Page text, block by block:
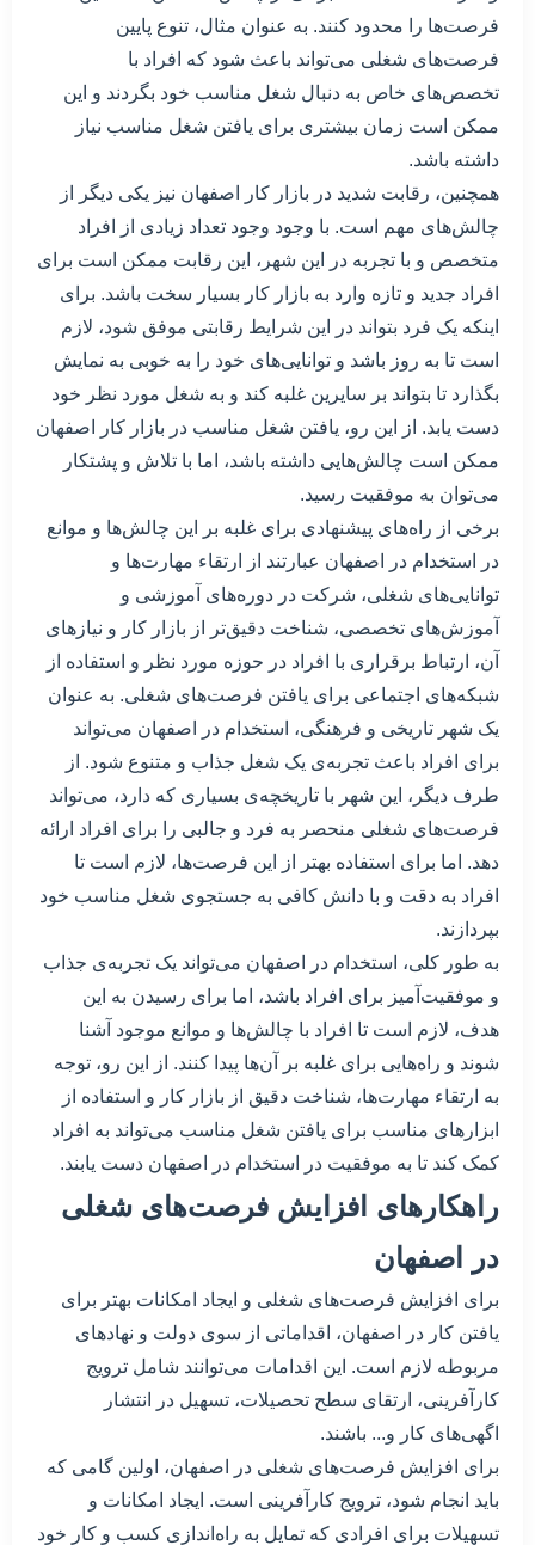
فرصت‌ها را محدود کنند. به عنوان مثال، تنوع پایین
فرصت‌های شغلی می‌تواند باعث شود که افراد با
تخصص‌های خاص به دنبال شغل مناسب خود بگردند و این
ممکن است زمان بیشتری برای یافتن شغل مناسب نیاز
داشته باشد.
همچنین، رقابت شدید در بازار کار اصفهان نیز یکی دیگر از
چالش‌های مهم است. با وجود وجود تعداد زیادی از افراد
متخصص و با تجربه در این شهر، این رقابت ممکن است برای
افراد جدید و تازه وارد به بازار کار بسیار سخت باشد. برای
اینکه یک فرد بتواند در این شرایط رقابتی موفق شود، لازم
است تا به روز باشد و توانایی‌های خود را به خوبی به نمایش
بگذارد تا بتواند بر سایرین غلبه کند و به شغل مورد نظر خود
دست یابد. از این رو، یافتن شغل مناسب در بازار کار اصفهان
ممکن است چالش‌هایی داشته باشد، اما با تلاش و پشتکار
می‌توان به موفقیت رسید.
برخی از راه‌های پیشنهادی برای غلبه بر این چالش‌ها و موانع
در استخدام در اصفهان عبارتند از ارتقاء مهارت‌ها و
توانایی‌های شغلی، شرکت در دوره‌های آموزشی و
آموزش‌های تخصصی، شناخت دقیق‌تر از بازار کار و نیازهای
آن، ارتباط برقراری با افراد در حوزه مورد نظر و استفاده از
شبکه‌های اجتماعی برای یافتن فرصت‌های شغلی. به عنوان
یک شهر تاریخی و فرهنگی، استخدام در اصفهان می‌تواند
برای افراد باعث تجربه‌ی یک شغل جذاب و متنوع شود. از
طرف دیگر، این شهر با تاریخچه‌ی بسیاری که دارد، می‌تواند
فرصت‌های شغلی منحصر به فرد و جالبی را برای افراد ارائه
دهد. اما برای استفاده بهتر از این فرصت‌ها، لازم است تا
افراد به دقت و با دانش کافی به جستجوی شغل مناسب خود
بپردازند.
به طور کلی، استخدام در اصفهان می‌تواند یک تجربه‌ی جذاب
و موفقیت‌آمیز برای افراد باشد، اما برای رسیدن به این
هدف، لازم است تا افراد با چالش‌ها و موانع موجود آشنا
شوند و راه‌هایی برای غلبه بر آن‌ها پیدا کنند. از این رو، توجه
به ارتقاء مهارت‌ها، شناخت دقیق از بازار کار و استفاده از
ابزارهای مناسب برای یافتن شغل مناسب می‌تواند به افراد
کمک کند تا به موفقیت در استخدام در اصفهان دست یابند.
راهکارهای افزایش فرصت‌های شغلی
در اصفهان
برای افزایش فرصت‌های شغلی و ایجاد امکانات بهتر برای
یافتن کار در اصفهان، اقداماتی از سوی دولت و نهادهای
مربوطه لازم است. این اقدامات می‌توانند شامل ترویج
کارآفرینی، ارتقای سطح تحصیلات، تسهیل در انتشار
اگهی‌های کار و... باشند.
برای افزایش فرصت‌های شغلی در اصفهان، اولین گامی که
باید انجام شود، ترویج کارآفرینی است. ایجاد امکانات و
تسهیلات برای افرادی که تمایل به راه‌اندازی کسب و کار خود